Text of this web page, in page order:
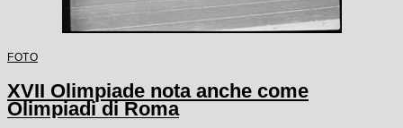
FOTO
XVII Olimpiade nota anche come
Olimpiadi di Roma